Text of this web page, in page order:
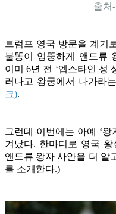
출처
트럼프 영국 방문을 계기
불똥이 엉뚱하게 앤드류
이미 6년 전 ‘엡스타인 성
러나고 왕궁에서 나가라
크).
그런데 이번에는 아예 ‘
겨났다. 한마디로 영국 왕
앤드류 왕자 사안을 더 알
를 소개한다.)